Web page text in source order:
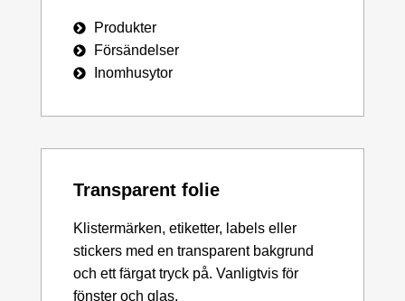
Produkter
Försändelser
Inomhusytor
Transparent folie
Klistermärken, etiketter, labels eller
stickers med en transparent bakgrund
och ett färgat tryck på. Vanligtvis för
fönster och glas.